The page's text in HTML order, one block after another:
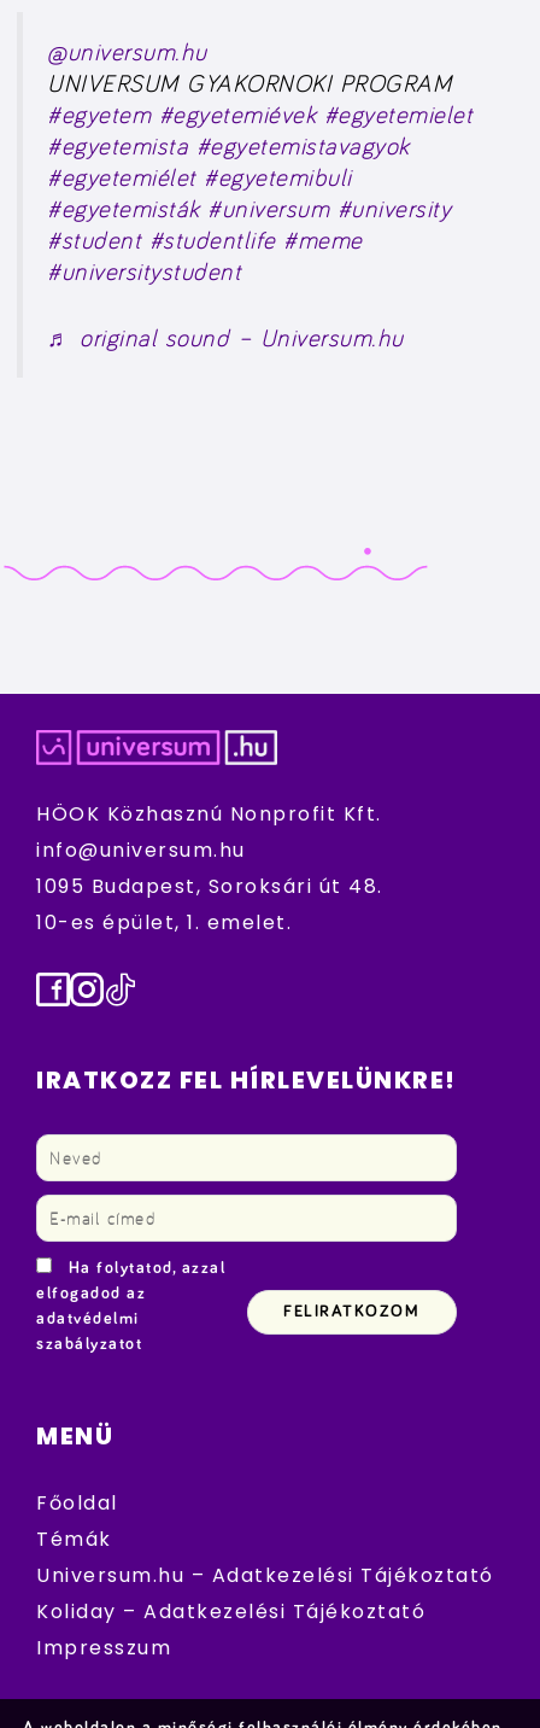
@universum.hu
UNIVERSUM GYAKORNOKI PROGRAM
#egyetem #egyetemiévek #egyetemielet
#egyetemista #egyetemistavagyok
#egyetemiélet #egyetemibuli
#egyetemisták #universum #university
#student #studentlife #meme
#universitystudent
♬ original sound – Universum.hu
HÖOK Közhasznú Nonprofit Kft.
info@universum.hu
1095 Budapest, Soroksári út 48.
10-es épület, 1. emelet.
Facebook
Instagram
TikTok
IRATKOZZ FEL HÍRLEVELÜNKRE!
Ha folytatod, azzal
elfogadod az
adatvédelmi
szabályzatot
MENÜ
Főoldal
Témák
Universum.hu – Adatkezelési Tájékoztató
Koliday – Adatkezelési Tájékoztató
Impresszum